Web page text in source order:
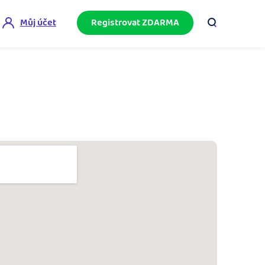
se komunity na fakturaci, daně či
Můj účet Registrovat ZDARMA